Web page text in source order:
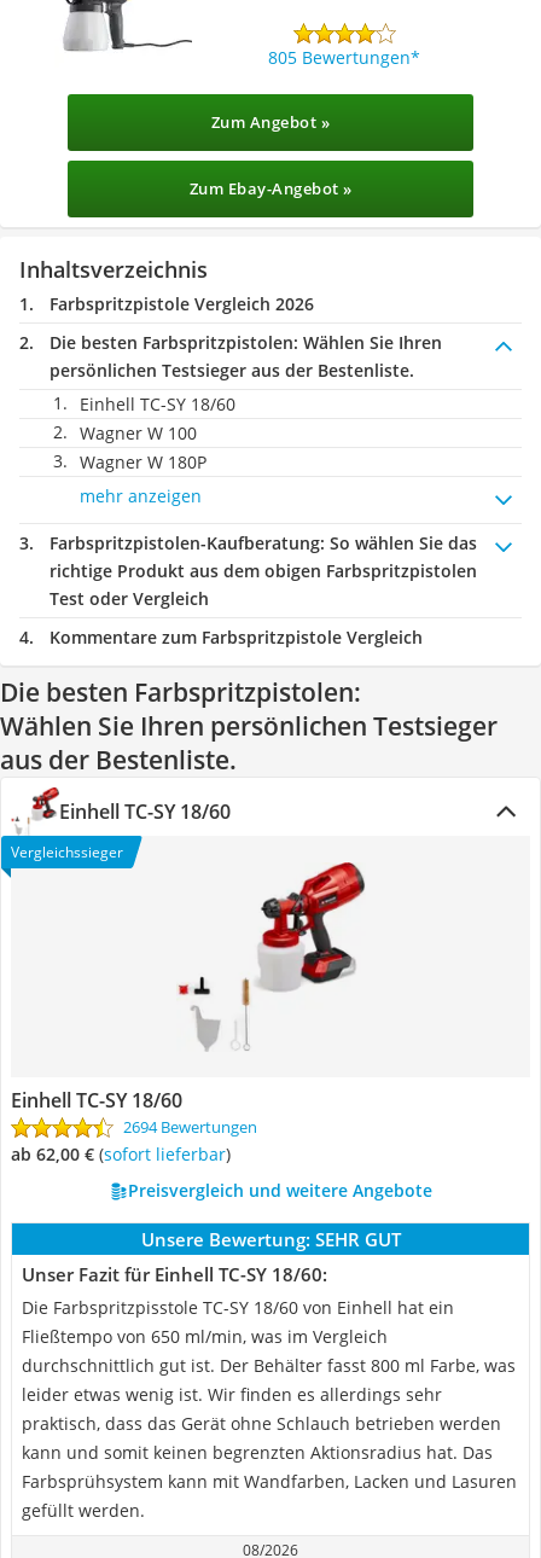
805 Bewertungen
Zum Angebot »
Zum Ebay-Angebot »
Inhaltsverzeichnis
Farbspritzpistole Vergleich 2026
Die besten Farbspritzpistolen: Wählen Sie Ihren
persönlichen Testsieger aus der Bestenliste.
Einhell TC-SY 18/60
Wagner W 100
Wagner W 180P
mehr anzeigen
Farbspritzpistolen-Kaufberatung: So wählen Sie das
richtige Produkt aus dem obigen Farbspritzpistolen
Test oder Vergleich
Kommentare zum Farbspritzpistole Vergleich
Die besten Farbspritzpistolen:
Wählen Sie Ihren persönlichen Testsieger
aus der Bestenliste.
Einhell TC-SY 18/60
Vergleichssieger
Einhell TC-SY 18/60
2694 Bewertungen
ab 62,00 € ( Sofort lieferbar)
Preisvergleich und weitere Angebote
Unsere Bewertung: SEHR GUT
Unser Fazit für Einhell TC-SY 18/60:
Die Farbspritzpisstole TC-SY 18/60 von Einhell hat ein
Fließtempo von 650 ml/min, was im Vergleich
durchschnittlich gut ist. Der Behälter fasst 800 ml Farbe, was
leider etwas wenig ist. Wir finden es allerdings sehr
praktisch, dass das Gerät ohne Schlauch betrieben werden
kann und somit keinen begrenzten Aktionsradius hat. Das
Farbsprühsystem kann mit Wandfarben, Lacken und Lasuren
gefüllt werden.
08/2026